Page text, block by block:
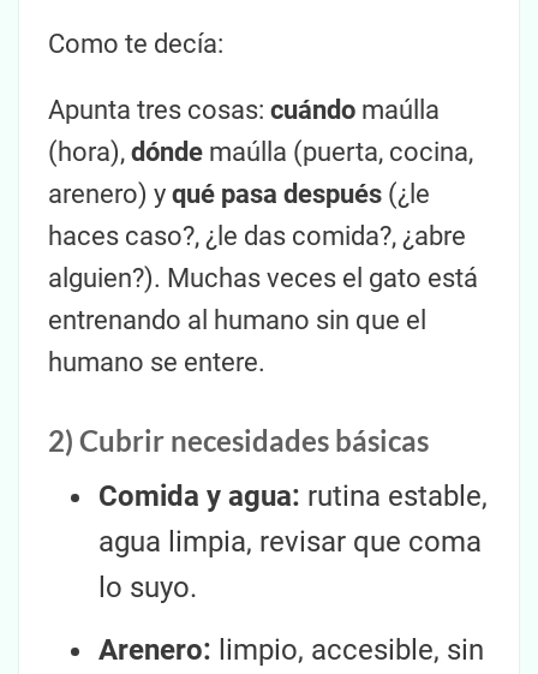
Como te decía:
Apunta tres cosas: cuándo maúlla
(hora), dónde maúlla (puerta, cocina,
arenero) y qué pasa después (¿le
haces caso?, ¿le das comida?, ¿abre
alguien?). Muchas veces el gato está
entrenando al humano sin que el
humano se entere.
2) Cubrir necesidades básicas
Comida y agua: rutina estable,
agua limpia, revisar que coma
lo suyo.
Arenero: limpio, accesible, sin